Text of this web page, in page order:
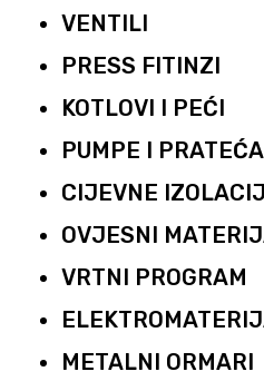
VENTILI
PRESS FITINZI
KOTLOVI I PEĆI
PUMPE I
CIJEVNE
OVJESNI
VRTNI PROGRAM
METALNI ORMARI